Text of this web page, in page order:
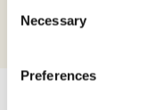
Selection
Necessary
Preferences